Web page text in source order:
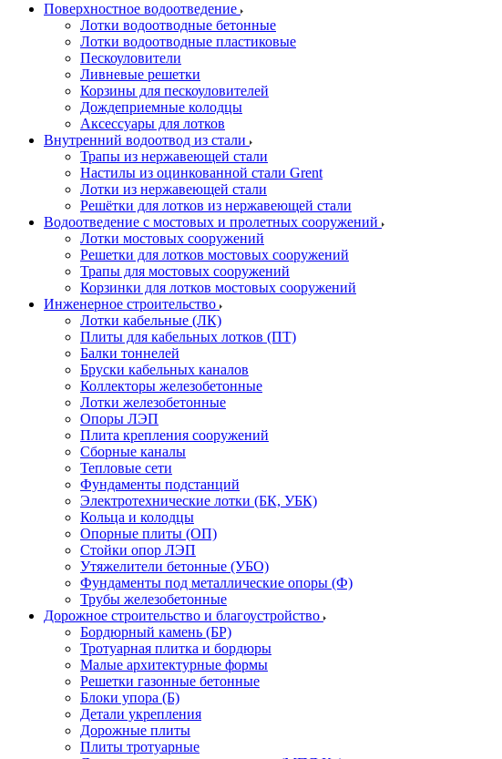
Поверхностное водоотведение
Лотки водоотводные бетонные
Лотки водоотводные пластиковые
Пескоуловители
Ливневые решетки
Корзины для пескоуловителей
Дождеприемные колодцы
Аксессуары для лотков
Внутренний водоотвод из стали
Трапы из нержавеющей стали
Настилы из оцинкованной стали Grent
Лотки из нержавеющей стали
Решётки для лотков из нержавеющей стали
Водоотведение с мостовых и пролетных сооружений
Лотки мостовых сооружений
Решетки для лотков мостовых сооружений
Трапы для мостовых сооружений
Корзинки для лотков мостовых сооружений
Инженерное строительство
Лотки кабельные (ЛК)
Плиты для кабельных лотков (ПТ)
Балки тоннелей
Бруски кабельных каналов
Коллекторы железобетонные
Лотки железобетонные
Опоры ЛЭП
Плита крепления сооружений
Сборные каналы
Тепловые сети
Фундаменты подстанций
Электротехнические лотки (БК, УБК)
Кольца и колодцы
Опорные плиты (ОП)
Стойки опор ЛЭП
Утяжелители бетонные (УБО)
Фундаменты под металлические опоры (Ф)
Трубы железобетонные
Дорожное строительство и благоустройство
Бордюрный камень (БР)
Тротуарная плитка и бордюры
Малые архитектурные формы
Решетки газонные бетонные
Блоки упора (Б)
Детали укрепления
Дорожные плиты
Плиты тротуарные